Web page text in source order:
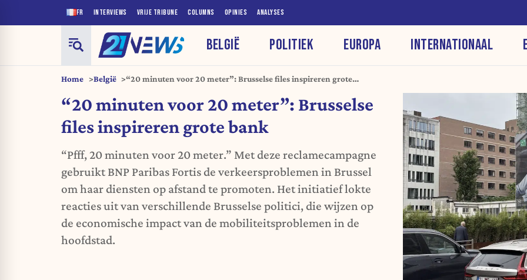
FR INTERVIEWS VRIJE TRIBUNE COLUMNS OPINIES ANALYSES
BELGIË POLITIEK EUROPA INTERNATIONAAL
Home België
“20 minuten voor 20 meter”: Brusselse files inspireren grote
“20 minuten voor 20 meter”: Brusselse
files inspireren grote bank
“Pfff, 20 minuten voor 20 meter.” Met deze reclamecampagne
gebruikt BNP Paribas Fortis de verkeersproblemen in Brussel
om haar diensten op afstand te promoten. Het initiatief lokte
reacties uit van verschillende Brusselse politici, die wijzen op
de economische impact van de mobiliteitsproblemen in de
hoofdstad.